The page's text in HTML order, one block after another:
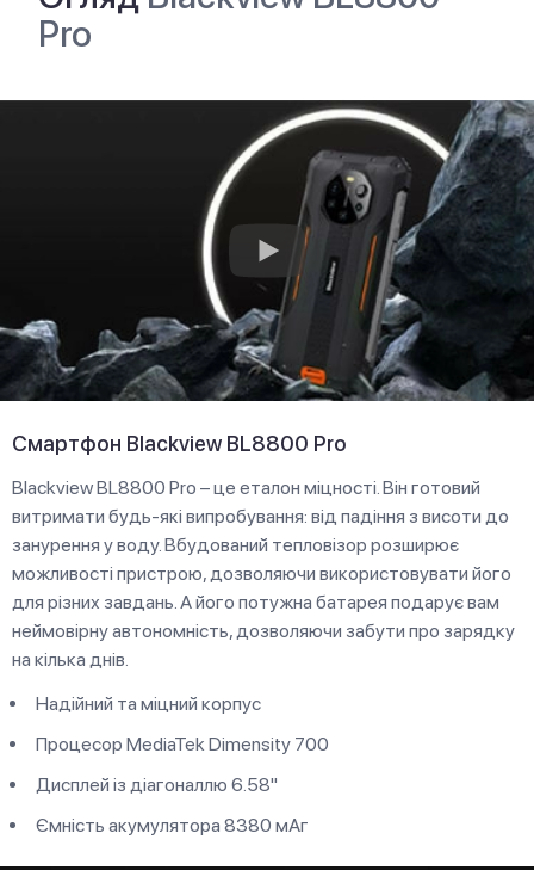
Pro
Смартфон Blackview BL8800 Pro
Blackview BL8800 Pro – це еталон міцності. Він готовий
витримати будь-які випробування: від падіння з висоти до
занурення у воду. Вбудований тепловізор розширює
можливості пристрою, дозволяючи використовувати його
для різних завдань. А його потужна батарея подарує вам
неймовірну автономність, дозволяючи забути про зарядку
на кілька днів.
Надійний та міцний корпус
Процесор MediaTek Dimensity 700
Дисплей із діагоналлю 6.58"
Ємність акумулятора 8380 мАг